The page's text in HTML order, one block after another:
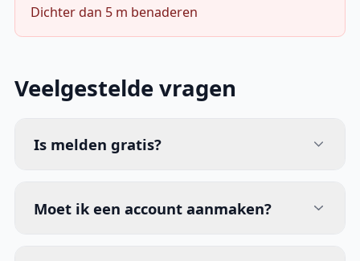
Dichter dan 5 m benaderen
Veelgestelde vragen
Is melden gratis?
Moet ik een account aanmaken?